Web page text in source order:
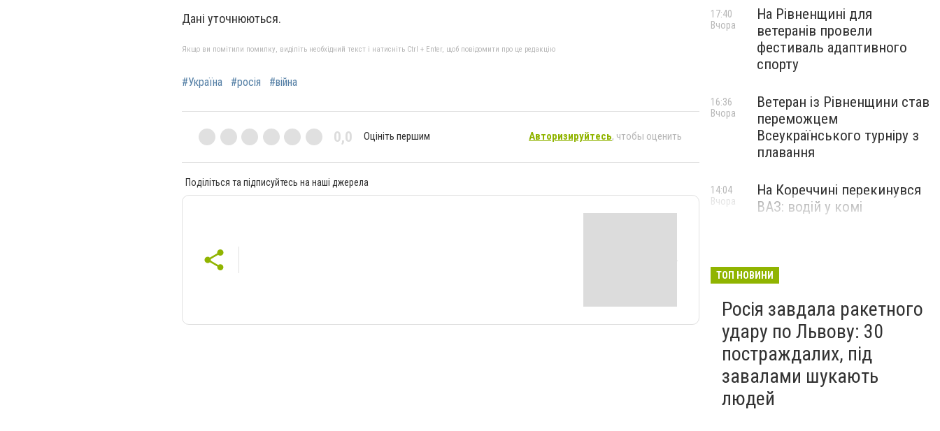
Дані уточнюються.
Якщо ви помітили помилку, виділіть необхідний текст і натисніть Ctrl + Enter, щоб повідомити про це редакцію
#Україна #росія #війна
0,0 Оцініть першим Авторизируйтесь, чтобы оценить
Поділіться та підписуйтесь на наші джерела
На Рівненщині для
ветеранів провели
фестиваль адаптивного
спорту
17:40
Вчора
Ветеран із Рівненщини став
переможцем
Всеукраїнського турніру з
плавання
16:36
Вчора
На Кореччині перекинувся
ВАЗ: водій у комі
14:04
Вчора
ТОП НОВИНИ
Росія завдала ракетного
удару по Львову: 30
постраждалих, під
завалами шукають
людей